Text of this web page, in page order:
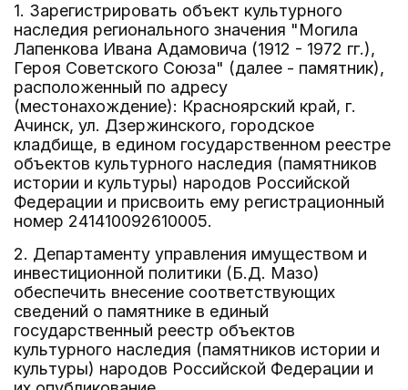
1. Зарегистрировать объект культурного
наследия регионального значения "Могила
Лапенкова Ивана Адамовича (1912 - 1972 гг.),
Героя Советского Союза" (далее - памятник),
расположенный по адресу
(местонахождение): Красноярский край, г.
Ачинск, ул. Дзержинского, городское
кладбище, в едином государственном реестре
объектов культурного наследия (памятников
истории и культуры) народов Российской
Федерации и присвоить ему регистрационный
номер 241410092610005.
2. Департаменту управления имуществом и
инвестиционной политики (Б.Д. Мазо)
обеспечить внесение соответствующих
сведений о памятнике в единый
государственный реестр объектов
культурного наследия (памятников истории и
культуры) народов Российской Федерации и